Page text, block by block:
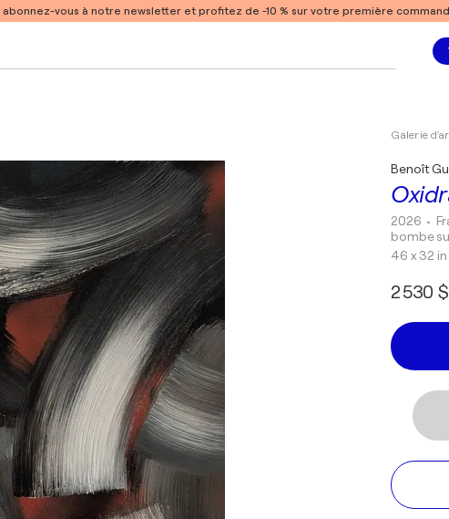
abonnez-vous à notre newsletter et profitez de -10 % sur votre première
Galerie
Benoît
2026 •
bombe
46 x 32 in
2 530